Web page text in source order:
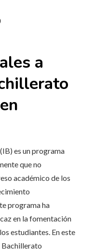
a
(IB) es un programa
que no
académico de los
programa ha
en la fomentación
estudiantes. En este
Bachillerato